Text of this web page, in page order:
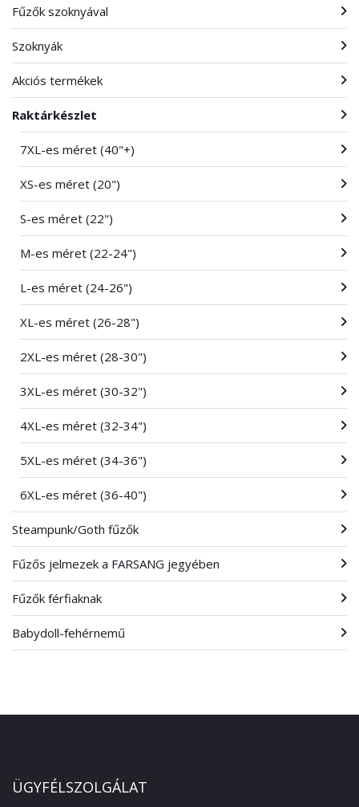
Fűzők szoknyával
Szoknyák
Akciós termékek
Raktárkészlet
7XL-es méret (40"+)
XS-es méret (20")
S-es méret (22")
M-es méret (22-24")
L-es méret (24-26")
XL-es méret (26-28")
2XL-es méret (28-30")
3XL-es méret (30-32")
4XL-es méret (32-34")
5XL-es méret (34-36")
6XL-es méret (36-40")
Steampunk/Goth fűzők
Fűzős jelmezek a FARSANG jegyében
Fűzők férfiaknak
Babydoll-fehérnemű
ÜGYFÉLSZOLGÁLAT